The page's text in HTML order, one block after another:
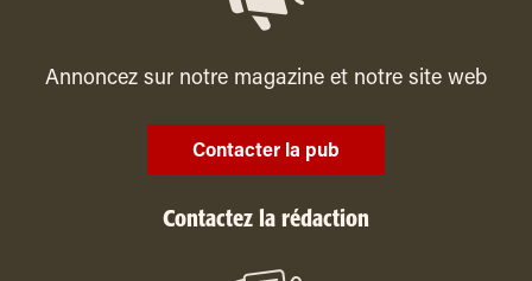
Annoncez sur notre magazine et notre site web
Contacter la pub
Contactez la rédaction